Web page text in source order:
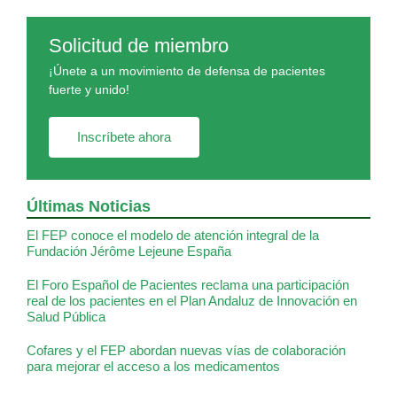
Solicitud de miembro
¡Únete a un movimiento de defensa de pacientes
fuerte y unido!
Inscríbete ahora
Últimas Noticias
El FEP conoce el modelo de atención integral de la
Fundación Jérôme Lejeune España
El Foro Español de Pacientes reclama una participación
real de los pacientes en el Plan Andaluz de Innovación en
Salud Pública
Cofares y el FEP abordan nuevas vías de colaboración
para mejorar el acceso a los medicamentos